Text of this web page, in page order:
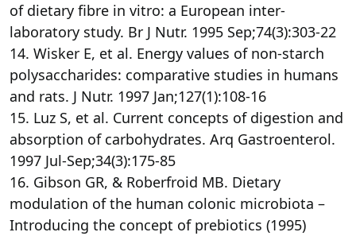
of dietary fibre in vitro: a European inter-
laboratory study. Br J Nutr. 1995 Sep;74(3):303-22
14. Wisker E, et al. Energy values of non-starch
polysaccharides: comparative studies in humans
and rats. J Nutr. 1997 Jan;127(1):108-16
15. Luz S, et al. Current concepts of digestion and
absorption of carbohydrates. Arq Gastroenterol.
1997 Jul-Sep;34(3):175-85
16. Gibson GR, & Roberfroid MB. Dietary
modulation of the human colonic microbiota –
Introducing the concept of prebiotics (1995)